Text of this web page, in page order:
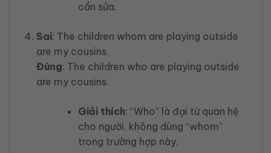
cần sửa.
Sai: The children whom are playing outside
are my cousins.
Đúng: The children who are playing outside
are my cousins.
Giải thích: “Who” là đại từ quan hệ
cho người, không dùng “whom”
trong trường hợp này.